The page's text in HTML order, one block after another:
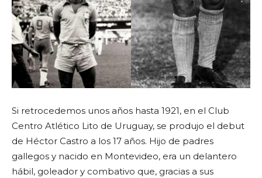
Si retrocedemos unos años hasta 1921, en el Club
Centro Atlético Lito de Uruguay, se produjo el debut
de Héctor Castro a los 17 años. Hijo de padres
gallegos y nacido en Montevideo, era un delantero
hábil, goleador y combativo que, gracias a sus